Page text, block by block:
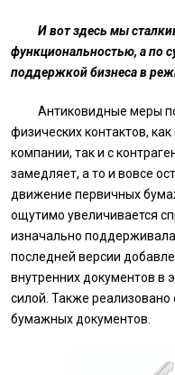
И вот здесь мы
функциональностью, а по
поддержкой бизнеса в
Антиковидные меры
физических контактов,
компании, так и с
замедляет, а то и вовсе
движение первичных
ощутимо увеличивается
изначально
последней версии
внутренних документов в
силой. Также
бумажных документов.